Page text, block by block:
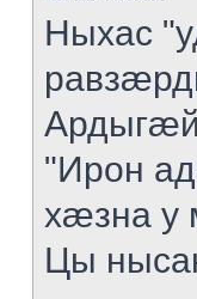
Ныхас
"Ирон
хæзна у
Цы